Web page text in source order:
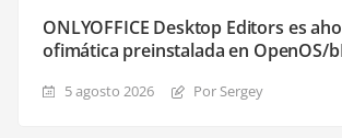
ONLYOFFICE Desktop Editors es
ofimática preinstalada en OpenOS/
5 agosto 2026 Por Sergey